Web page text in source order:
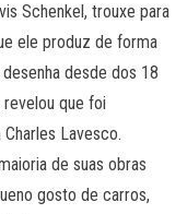
Schenkel, trouxe para
ele produz de forma
desde dos 18
que foi
Lavesco.
de suas obras
gosto de carros,